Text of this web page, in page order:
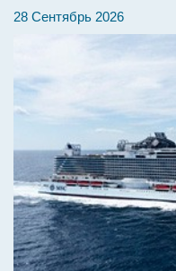
28 Сентябрь 2026